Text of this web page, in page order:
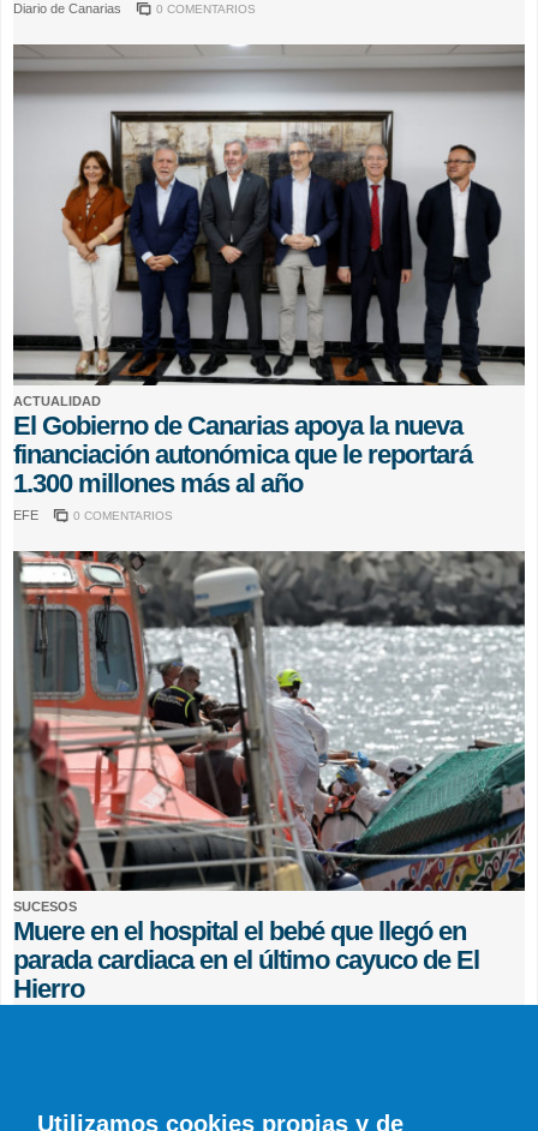
Diario de Canarias 0 COMENTARIOS
ACTUALIDAD
El Gobierno de Canarias apoya la nueva
financiación autonómica que le reportará
1.300 millones más al año
EFE 0 COMENTARIOS
SUCESOS
Muere en el hospital el bebé que llegó en
parada cardiaca en el último cayuco de El
Hierro
Utilizamos cookies propias y de